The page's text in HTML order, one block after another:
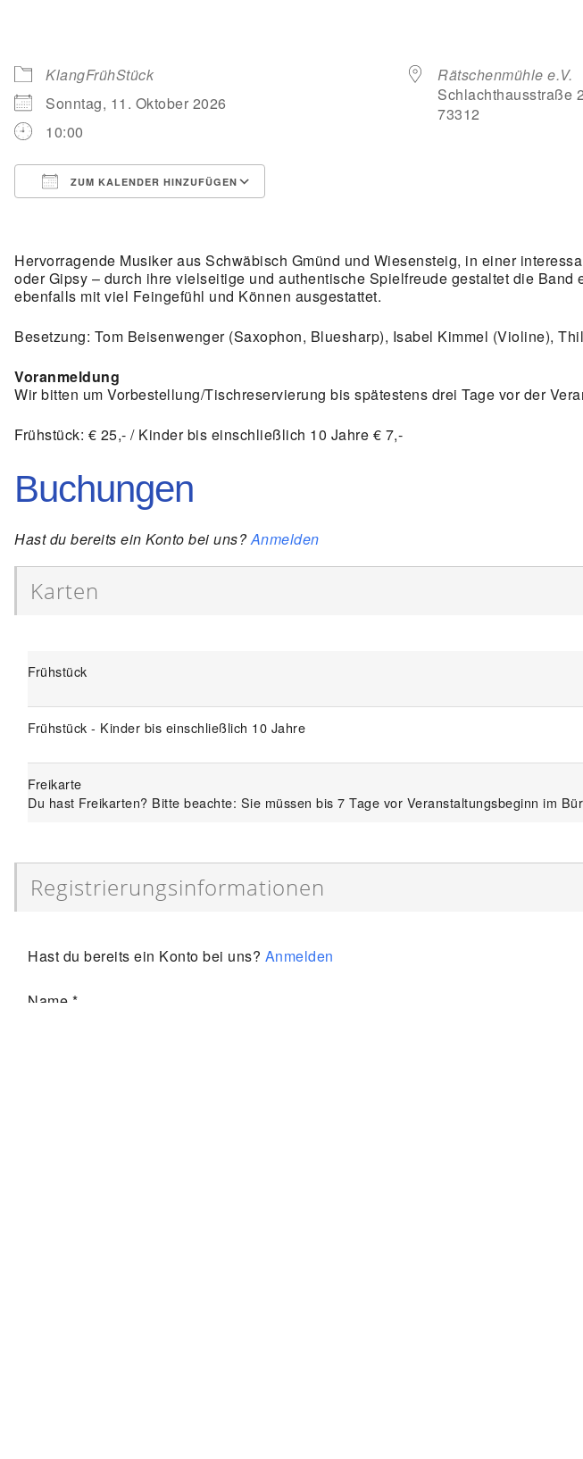
KlangFrühStück
Sonntag, 11. Oktober 2026
10:00
ZUM KALENDER HINZUFÜGEN
Rätschenmühle e.V.
Schlachthausstraße
73312
Hervorragende Musiker aus Schwäbisch Gmünd und Wiesensteig, in einer
oder Gipsy – durch ihre vielseitige und authentische Spielfreude gestaltet die
ebenfalls mit viel Feingefühl und Können ausgestattet.
Besetzung: Tom Beisenwenger (Saxophon, Bluesharp), Isabel Kimmel (Violine),
Voranmeldung
Wir bitten um Vorbestellung/Tischreservierung bis spätestens drei Tage vor der
Frühstück: € 25,- / Kinder bis einschließlich 10 Jahre € 7,-
Buchungen
Hast du bereits ein Konto bei uns?Anmelden
Karten
Frühstück
Frühstück - Kinder bis einschließlich 10 Jahre
Freikarte
Du hast Freikarten? Bitte beachte: Sie müssen bis 7 Tage vor Veranstaltungsbeginn im
Registrierungsinformationen
Hast du bereits ein Konto bei uns? Anmelden
Name *